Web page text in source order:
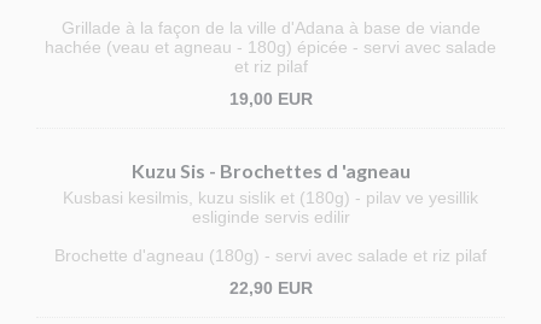
Grillade à la façon de la ville d'Adana à base de viande
hachée (veau et agneau - 180g) épicée - servi avec salade
et riz pilaf
19,00 EUR
Kuzu Sis - Brochettes d 'agneau
Kusbasi kesilmis, kuzu sislik et (180g) - pilav ve yesillik
esliginde servis edilir
Brochette d'agneau (180g) - servi avec salade et riz pilaf
22,90 EUR